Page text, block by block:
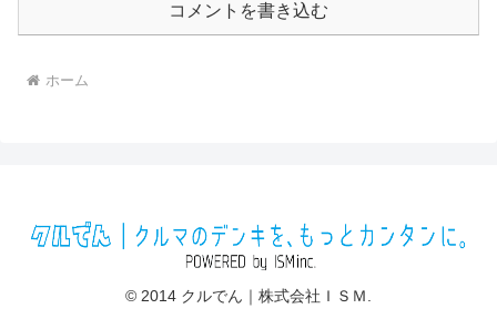
コメントを書き込む
ホーム
© 2014 クルでん｜株式会社ＩＳＭ.